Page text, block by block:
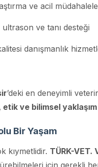
ve acil
ve tanı desteği
danışmanlık
’deki en deneyimli
etik ve bilimsel yaklaşım
Bir Yaşam
kıymetlidir. TÜRK-VET.
için gerekli